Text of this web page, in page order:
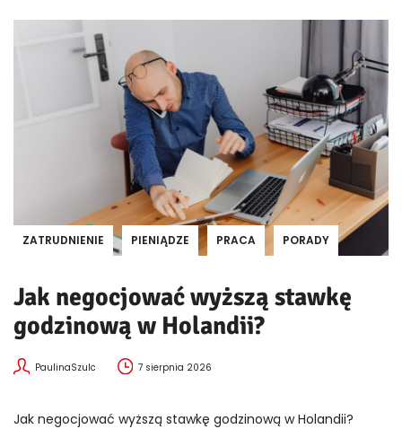
ZATRUDNIENIE PIENIĄDZE PRACA PORADY
Jak negocjować wyższą stawkę
godzinową w Holandii?
PaulinaSzulc 7 sierpnia 2026
Jak negocjować wyższą stawkę godzinową w Holandii?